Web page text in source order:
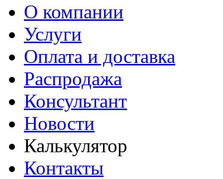
О компании
Услуги
Оплата и доставка
Распродажа
Консультант
Новости
Калькулятор
Контакты